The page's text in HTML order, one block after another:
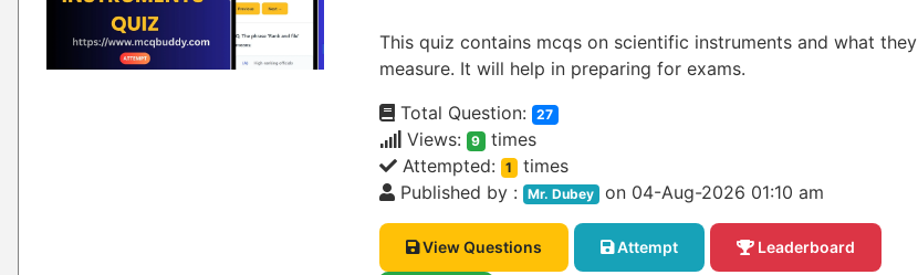
This quiz contains mcqs on scientific instruments and what they
measure. It will help in preparing for exams.
Total Question:
27
Views: 9
times
Attempted:
1
times
Published by :
Mr. Dubey on 04-Aug-2026 01:10 am
View Questions Attempt Leaderboard